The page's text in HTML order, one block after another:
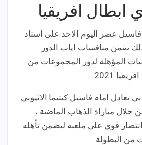
ابطال افريقيا
فاسيل عصر اليوم الاحد على استاد
ضمن منافسات اياب الدور
المؤهلة لدور المجموعات من
2021 .
تعادل امام فاسيل كيتيما الاثيوبي
خلال مباراة الذهاب الماضية ،
قوي على ملعبه ليضمن تأهله
من البطولة .